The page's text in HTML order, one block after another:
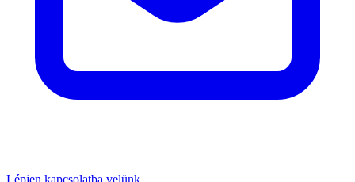
Lépjen kapcsolatba velünk